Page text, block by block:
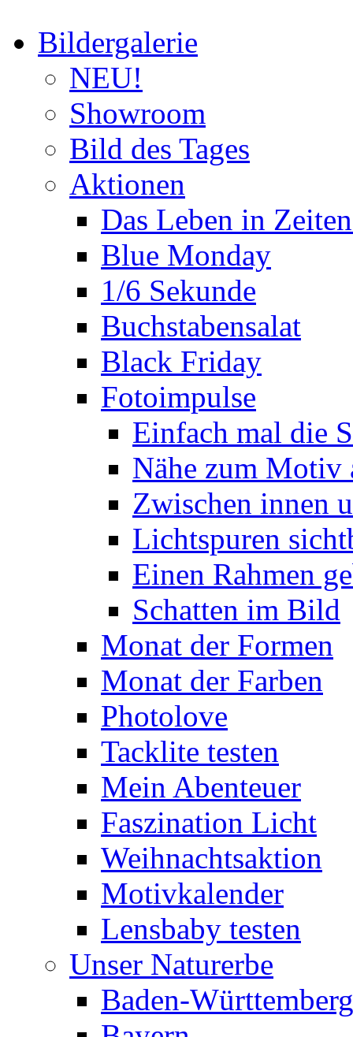
Bildergalerie
NEU!
Showroom
Bild des Tages
Aktionen
Das Leben in
Blue Monday
1/6 Sekunde
Buchstabensalat
Black Friday
Fotoimpulse
Einfach mal die
Nähe zum Motiv
Zwischen innen
Lichtspuren
Einen Rahmen
Schatten im Bild
Monat der Formen
Monat der Farben
Photolove
Tacklite testen
Mein Abenteuer
Faszination Licht
Weihnachtsaktion
Motivkalender
Lensbaby testen
Unser Naturerbe
Baden-Württemberg